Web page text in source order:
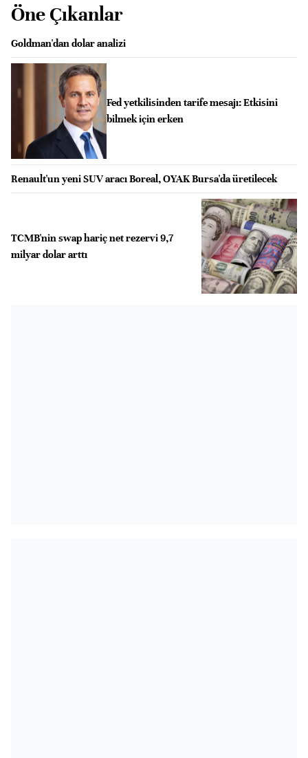
Öne Çıkanlar
Goldman'dan dolar analizi
Fed yetkilisinden tarife mesajı: Etkisini
bilmek için erken
Renault'un yeni SUV aracı Boreal, OYAK Bursa'da üretilecek
TCMB'nin swap hariç net rezervi 9,7
milyar dolar arttı